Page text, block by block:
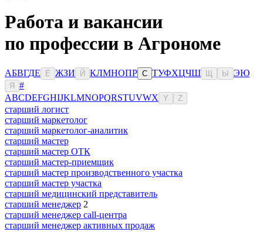
Работа и вакансии
по профессии в Агрономе
АБВГДЕ Ё ЖЗИ Й КЛМНОПР С ТУФХЦЧШ Ы ЭЮ
Я
#
ABCDEFGHIJKLMNOPQRSTUVWX Y Z
старший логист
старший маркетолог
старший маркетолог-аналитик
старший мастер
старший мастер ОТК
старший мастер-приемщик
старший мастер производственного участка
старший мастер участка
старший медицинский представитель
старший менеджер 2
старший менеджер call-центра
старший менеджер активных продаж